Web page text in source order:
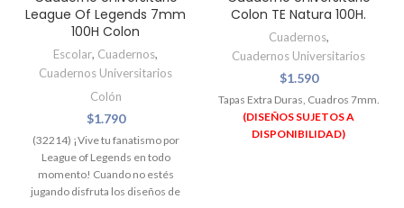
League Of Legends 7mm
100H Colon
Escolar, Cuadernos,
Cuadernos Universitarios
Colón
$1.790
(32214) ¡Vive tu fanatismo por
League of Legends en todo
momento! Cuando no estés
jugando disfruta los diseños de
Colon TE Natura 100H.
Cuadernos,
Cuadernos Universitarios
$1.590
Tapas Extra Duras, Cuadros 7mm.
(DISEÑOS SUJETOS A
DISPONIBILIDAD)